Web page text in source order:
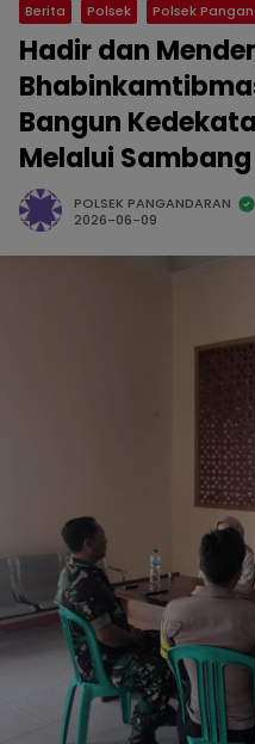
Berita Polsek Polsek
Hadir dan
Bangun
Melalui
POLSEK PANGANDARAN
2026-06-09